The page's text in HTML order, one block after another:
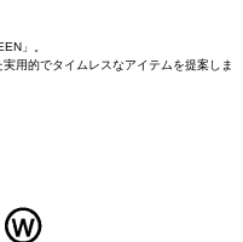
」。
用的でタイムレスなアイテムを提案しま